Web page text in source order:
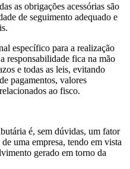
as obrigações acessórias são
de seguimento adequado e
específico para a realização
responsabilidade fica na mão
e todas as leis, evitando
pagamentos, valores
ao fisco.
é, sem dúvidas, um fator
uma empresa, tendo em vista
gerado em torno da